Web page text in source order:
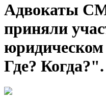
Адвокаты
приняли
Где? Когда?".